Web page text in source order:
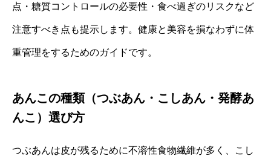
点・糖質コントロールの必要性・食べ過ぎのリスクなど
注意すべき点も提示します。健康と美容を損なわずに体
重管理をするためのガイドです。
あんこの種類（つぶあん・こしあん・発酵あ
んこ）選び方
つぶあんは皮が残るために不溶性食物繊維が多く、こし